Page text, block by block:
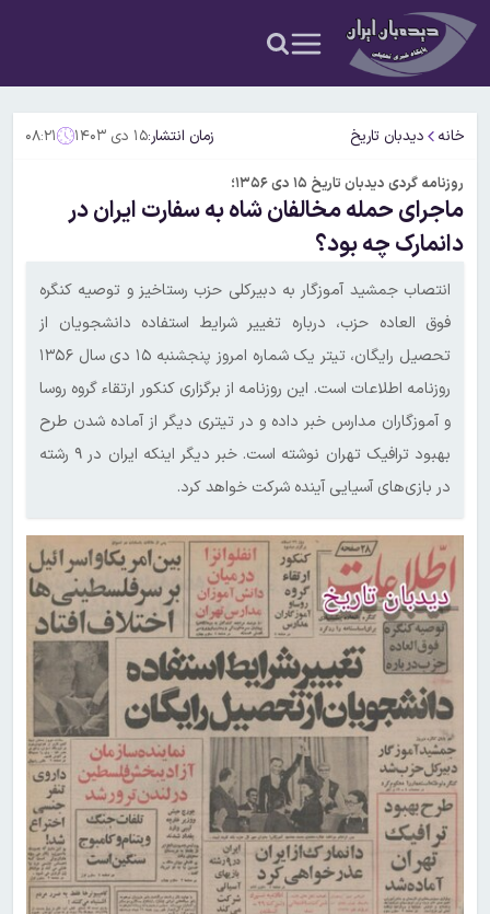
خانه دیدبان تاریخ زمان انتشار:۱۵ دی ۱۴۰۳ ۰۸:۲۱
روزنامه گردی دیدبان تاریخ ۱۵ دی ۱۳۵۶؛
ماجرای حمله مخالفان شاه به سفارت ایران در
دانمارک چه بود؟
انتصاب جمشید آموزگار به دبیرکلی حزب رستاخیز و توصیه کنگره
فوق العاده حزب، درباره تغییر شرایط استفاده دانشجویان از
تحصیل رایگان، تیتر یک شماره امروز پنجشنبه ۱۵ دی سال ۱۳۵۶
روزنامه اطلاعات است. این روزنامه از برگزاری کنکور ارتقاء گروه روسا
و آموزگاران مدارس خبر داده و در تیتری دیگر از آماده شدن طرح
بهبود ترافیک تهران نوشته است. خبر دیگر اینکه ایران در ۹ رشته
در بازی‌های آسیایی آینده شرکت خواهد کرد.